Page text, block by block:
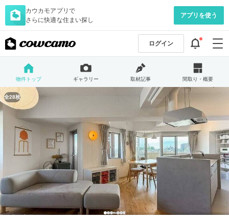
カウカモアプリで
さらに快適な住まい探し
アプリを使う
ログイン
物件トップ ギャラリー 取材記事 間取り・概要
全28枚